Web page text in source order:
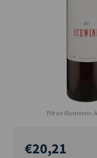
Pilt on illustreeriv.
€20,21